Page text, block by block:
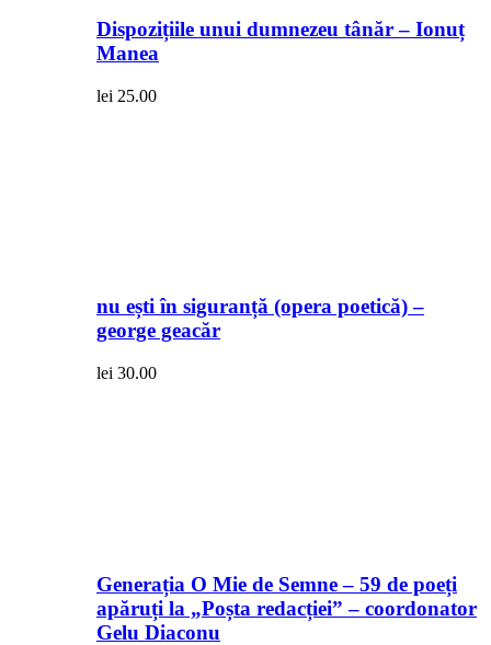
Dispozițiile unui dumnezeu tânăr – Ionuț
Manea
lei 25.00
nu ești în siguranță (opera poetică) –
george geacăr
lei 30.00
Generația O Mie de Semne – 59 de poeți
apăruți la „Poșta redacției” – coordonator
Gelu Diaconu